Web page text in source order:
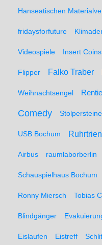
Hanseatischen
fridaysforfuture
Videospiele Insert Coins
Flipper Falko Traber
Weihnachtsengel
Comedy Stolpersteine
USB Bochum
Airbus raumlaborberlin
Schauspielhaus Bochum
Ronny Miersch Tobias
Blindgänger
Eislaufen Eistreff